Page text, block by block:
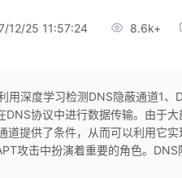
12/25 11:57:24 8.6k+
用深度学习检测DNS隐蔽通道1
DNS协议中进行数据传输。由于
道提供了条件，从而可以利用它
攻击中扮演着重要的角色。